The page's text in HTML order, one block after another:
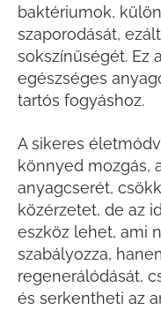
baktériumok,
szaporodását,
sokszínűségét. Ez
egészséges
tartós fogyáshoz.
A sikeres
könnyed mozgás,
anyagcserét,
közérzetet, de az
eszköz lehet, ami
szabályozza,
regenerálódását,
és serkentheti az